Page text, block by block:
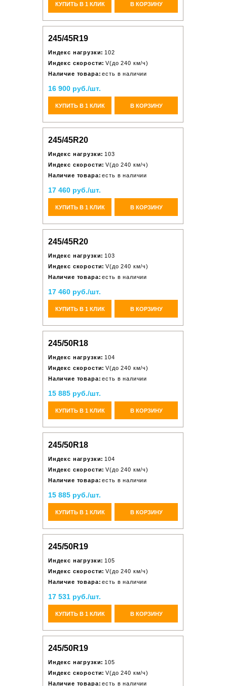
КУПИТЬ В 1 КЛИК В КОРЗИНУ
245/45R19
Индекс нагрузки: 102
Индекс скорости: V(до 240 км/ч)
Наличие товара: есть в наличии
16 900 руб./шт.
КУПИТЬ В 1 КЛИК В КОРЗИНУ
245/45R20
Индекс нагрузки: 103
Индекс скорости: V(до 240 км/ч)
Наличие товара: есть в наличии
17 460 руб./шт.
КУПИТЬ В 1 КЛИК В КОРЗИНУ
245/45R20
Индекс нагрузки: 103
Индекс скорости: V(до 240 км/ч)
Наличие товара: есть в наличии
17 460 руб./шт.
КУПИТЬ В 1 КЛИК В КОРЗИНУ
245/50R18
Индекс нагрузки: 104
Индекс скорости: V(до 240 км/ч)
Наличие товара: есть в наличии
15 885 руб./шт.
КУПИТЬ В 1 КЛИК В КОРЗИНУ
245/50R18
Индекс нагрузки: 104
Индекс скорости: V(до 240 км/ч)
Наличие товара: есть в наличии
15 885 руб./шт.
КУПИТЬ В 1 КЛИК В КОРЗИНУ
245/50R19
Индекс нагрузки: 105
Индекс скорости: V(до 240 км/ч)
Наличие товара: есть в наличии
17 531 руб./шт.
КУПИТЬ В 1 КЛИК В КОРЗИНУ
245/50R19
Индекс нагрузки: 105
Индекс скорости: V(до 240 км/ч)
Наличие товара: есть в наличии